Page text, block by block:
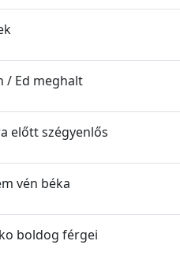
/ Ed meghalt
előtt szégyenlős
vén béka
boldog férgei